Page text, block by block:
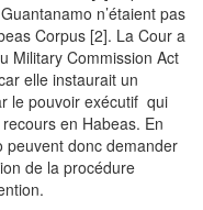
n’étaient pas
Corpus [2]. La Cour a
Military Commission Act
elle instaurait un
le pouvoir exécutif qui
en Habeas. En
peuvent donc demander
de la procédure